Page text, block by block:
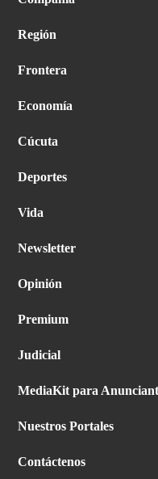
Región
Frontera
Economía
Cúcuta
Deportes
Vida
Newsletter
Opinión
Premium
Judicial
MediaKit para
Nuestros Portales
Contáctenos